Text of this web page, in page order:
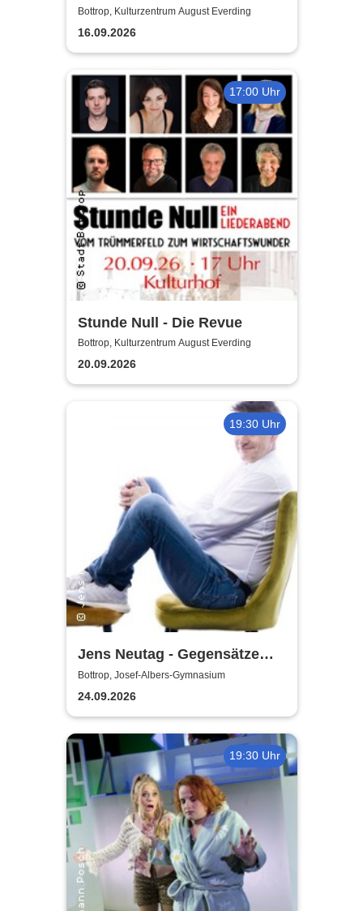
Bottrop, Kulturzentrum August Everding
16.09.2026
17:00 Uhr
Stunde Null - Die Revue
Bottrop, Kulturzentrum August Everding
20.09.2026
19:30 Uhr
Jens Neutag - Gegensätze
ziehen sich aus
Bottrop, Josef-Albers-Gymnasium
24.09.2026
19:30 Uhr